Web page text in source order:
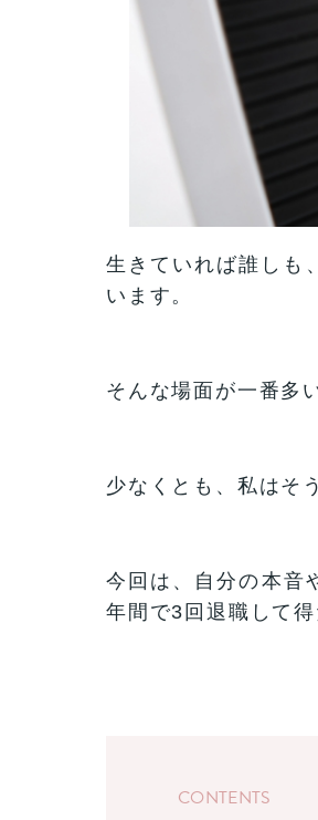
生きていれば誰しも
います。
そんな場面が一番多
少なくとも、私はそ
今回は、自分の本音
年間で3回退職して
CONTENTS